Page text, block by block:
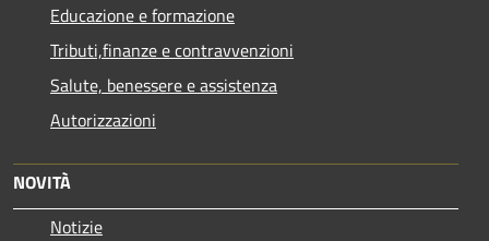
Educazione e formazione
Tributi,finanze e contravvenzioni
Salute, benessere e assistenza
Autorizzazioni
NOVITÀ
Notizie